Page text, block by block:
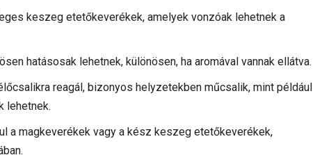
keszeg etetőkeverékek, amelyek vonzóak lehetnek a
hatásosak lehetnek, különösen, ha aromával vannak ellátva.
reagál, bizonyos helyzetekben műcsalik, mint például
lehetnek.
a magkeverékek vagy a kész keszeg etetőkeverékek,